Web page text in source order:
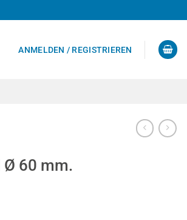
ANMELDEN / REGISTRIEREN
Ø 60 mm.